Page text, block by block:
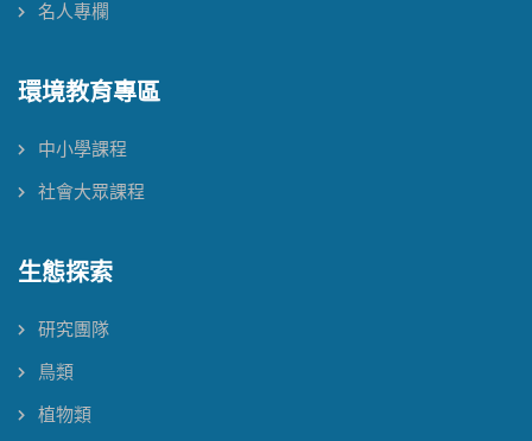
名人專欄
環境教育專區
中小學課程
社會大眾課程
生態探索
研究團隊
鳥類
植物類